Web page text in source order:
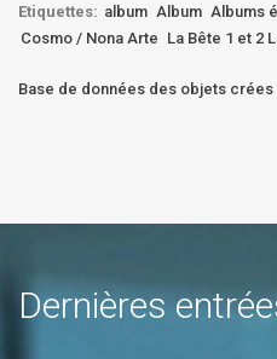
Etiquettes: album Album Albums
Cosmo / Nona Arte La Bête 1 et 2
Base de données des objets crées
Dernières